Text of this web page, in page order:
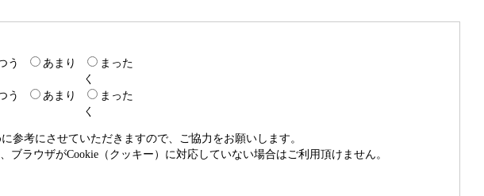
う あまり
まった
く
う あまり
まった
く
参考にさせていただきますので、ご協力をお願いします。
ラウザがCookie（クッキー）に対応していない場合はご利用頂けません。